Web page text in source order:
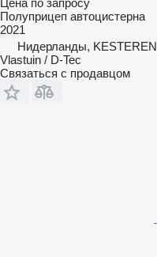
Полуприцеп автоцистерна
2021
Нидерланды, KESTEREN
Vlastuin / D-Tec
Связаться с продавцом